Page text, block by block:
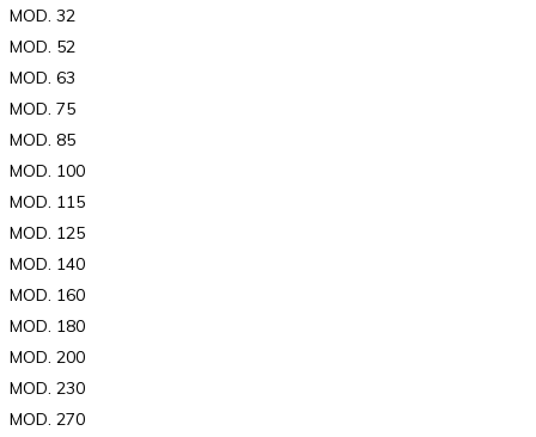
MOD. 32
MOD. 52
MOD. 63
MOD. 75
MOD. 85
MOD. 100
MOD. 115
MOD. 125
MOD. 140
MOD. 160
MOD. 180
MOD. 200
MOD. 230
MOD. 270